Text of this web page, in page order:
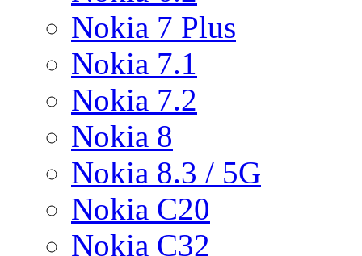
Nokia 7 Plus
Nokia 7.1
Nokia 7.2
Nokia 8
Nokia 8.3 / 5G
Nokia C20
Nokia C32